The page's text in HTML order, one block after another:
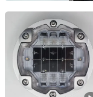
Shenzhen Sroada
Guangdong,